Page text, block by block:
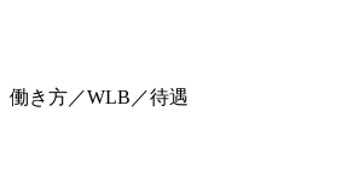
働き方／WLB／待遇